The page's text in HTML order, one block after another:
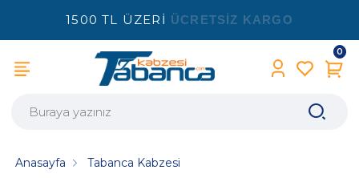
1500 TL ÜZERİ ÜCRETSİZ KARGO
0
Anasayfa Tabanca Kabzesi